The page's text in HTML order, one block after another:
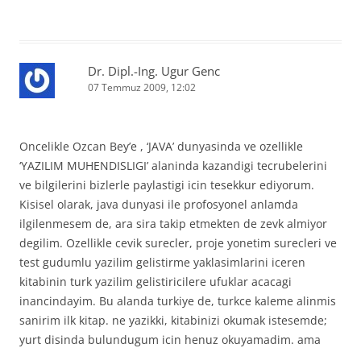
Dr. Dipl.-Ing. Ugur Genc
07 Temmuz 2009, 12:02
Oncelikle Ozcan Bey’e , ‘JAVA’ dunyasinda ve ozellikle
‘YAZILIM MUHENDISLIGI’ alaninda kazandigi tecrubelerini
ve bilgilerini bizlerle paylastigi icin tesekkur ediyorum.
Kisisel olarak, java dunyasi ile profosyonel anlamda
ilgilenmesem de, ara sira takip etmekten de zevk almiyor
degilim. Ozellikle cevik surecler, proje yonetim surecleri ve
test gudumlu yazilim gelistirme yaklasimlarini iceren
kitabinin turk yazilim gelistiricilere ufuklar acacagi
inancindayim. Bu alanda turkiye de, turkce kaleme alinmis
sanirim ilk kitap. ne yazikki, kitabinizi okumak istesemde;
yurt disinda bulundugum icin henuz okuyamadim. ama